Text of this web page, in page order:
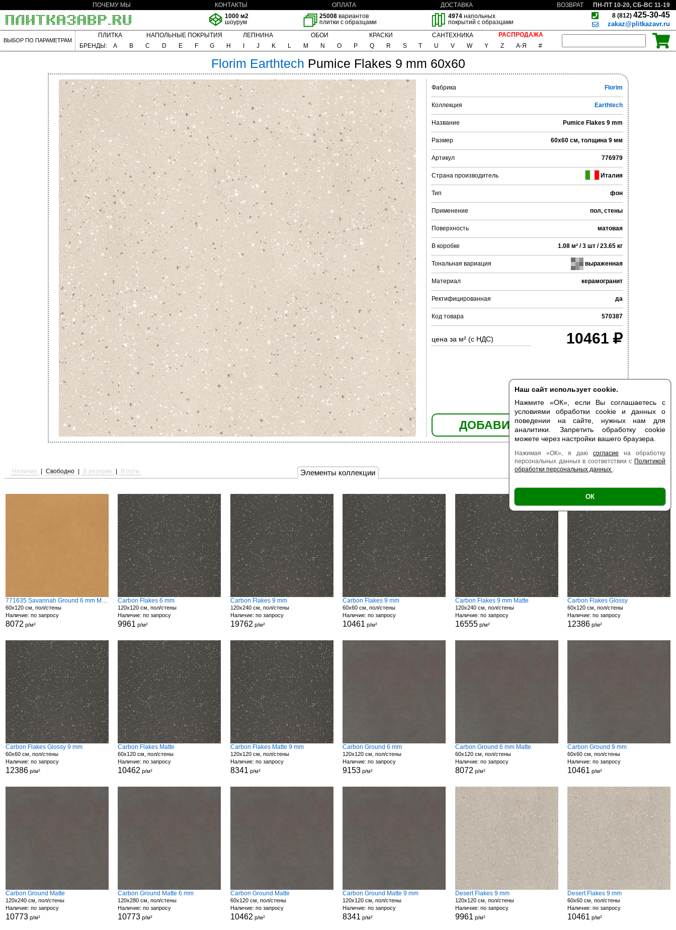
Наш сайт использует cookie.
Нажмите «ОК», если Вы соглашаетесь с
условиями обработки cookie и данных о
поведении на сайте, нужных нам для
аналитики. Запретить обработку cookie
можете через настройки вашего браузера.
Нажимая «ОК», я даю согласие на обработку
персональных данных в соответствии с Политикой
обработки персональных данных .
ОК
ПОЧЕМУ МЫ КОНТАКТЫ ОПЛАТА ДОСТАВКА ВОЗВРАТ
ПН-ПТ 10-20, СБ-ВС 11-19
1000 м2
шоурум
25008 вариантов
плитки с образцами
4974напольных
покрытий с образцами
8 (812) 425-30-45
zakaz@plitkazavr.ru
ВЫБОР ПО ПАРАМЕТРАМ
ПЛИТКА НАПОЛЬНЫЕ ПОКРЫТИЯ ЛЕПНИНА ОБОИ КРАСКИ САНТЕХНИКА
РАСПРОДАЖА
БРЕНДЫ:
A B C D E F G H J K L M N O P Q R S T U V W Y Z А-Я #
Florim Earthtech Pumice Flakes 9 mm 60x60
Фабрика Florim
Коллекция Earthtech
Название Pumice Flakes 9 mm
Размер 60x60 см, толщина 9 мм
Артикул 776979
Страна производитель Италия
Тип фон
Применение пол, стены
Поверхность матовая
В коробке 1.08 м² / 3 шт / 23.65 кг
Тональная вариация выраженная
Материал керамогранит
Ректифицированная да
Код товара 570387
цена за м² (с НДС) 10461
ДОБАВИТЬ В КОРЗИНУ
Элементы коллекции
Наличие Свободно В резерве В пути Есть образец | Поверхность |
771635 Savannah Ground 6 mm Matte
60x120 см, пол/стены
Наличие: по запросу
8072 р/м²
Carbon Flakes 6 mm
120x120 см, пол/стены
Наличие: по запросу
9961 р/м²
Carbon Flakes 9 mm
120x240 см, пол/стены
Наличие: по запросу
19762 р/м²
Carbon Flakes 9 mm
60x60 см, пол/стены
Наличие: по запросу
10461 р/м²
Carbon Flakes 9 mm Matte
120x240 см, пол/стены
Наличие: по запросу
16555р/м²
Carbon Flakes Glossy
60x120 см, пол/стены
Наличие: по запросу
12386 р/м²
Carbon Flakes Glossy 9 mm
60x60 см, пол/стены
Наличие: по запросу
12386р/м²
Carbon Flakes Matte
60x120 см, пол/стены
Наличие: по запросу
10462 р/м²
Carbon Flakes Matte 9 mm
120x120 см, пол/стены
Наличие: по запросу
8341 р/м²
Carbon Ground 6 mm
120x120 см, пол/стены
Наличие: по запросу
9153 р/м²
Carbon Ground 6 mm Matte
60x120 см, пол/стены
Наличие: по запросу
8072 р/м²
Carbon Ground 9 mm
60x60 см, пол/стены
Наличие: по запросу
10461 р/м²
Carbon Ground Matte
120x240 см, пол/стены
Наличие: по запросу
10773р/м²
Carbon Ground Matte 6 mm
120x280 см, пол/стены
Наличие: по запросу
10773 р/м²
Carbon Ground Matte
60x120 см, пол/стены
Наличие: по запросу
10462 р/м²
Carbon Ground Matte 9 mm
120x120 см, пол/стены
Наличие: по запросу
8341 р/м²
Desert Flakes 9 mm
120x120 см, пол/стены
Наличие: по запросу
9961 р/м²
Desert Flakes 9 mm
60x60 см, пол/стены
Наличие: по запросу
10461 р/м²